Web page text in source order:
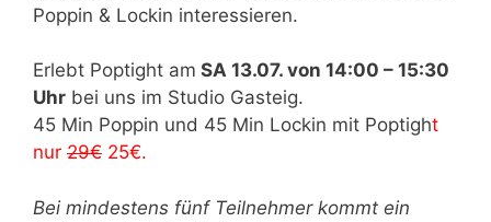
Poppin & Lockin interessieren.
Erlebt Poptight am SA 13.07. von 14:00 – 15:30
Uhr bei uns im Studio Gasteig.
45 Min Poppin und 45 Min Lockin mit Poptight
nur 29€ 25€.
Bei mindestens fünf Teilnehmer kommt ein